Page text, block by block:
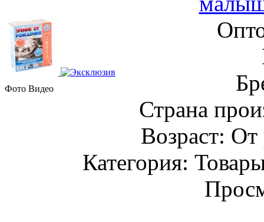
Фото Видео
Страна
Возраст:
Категория: